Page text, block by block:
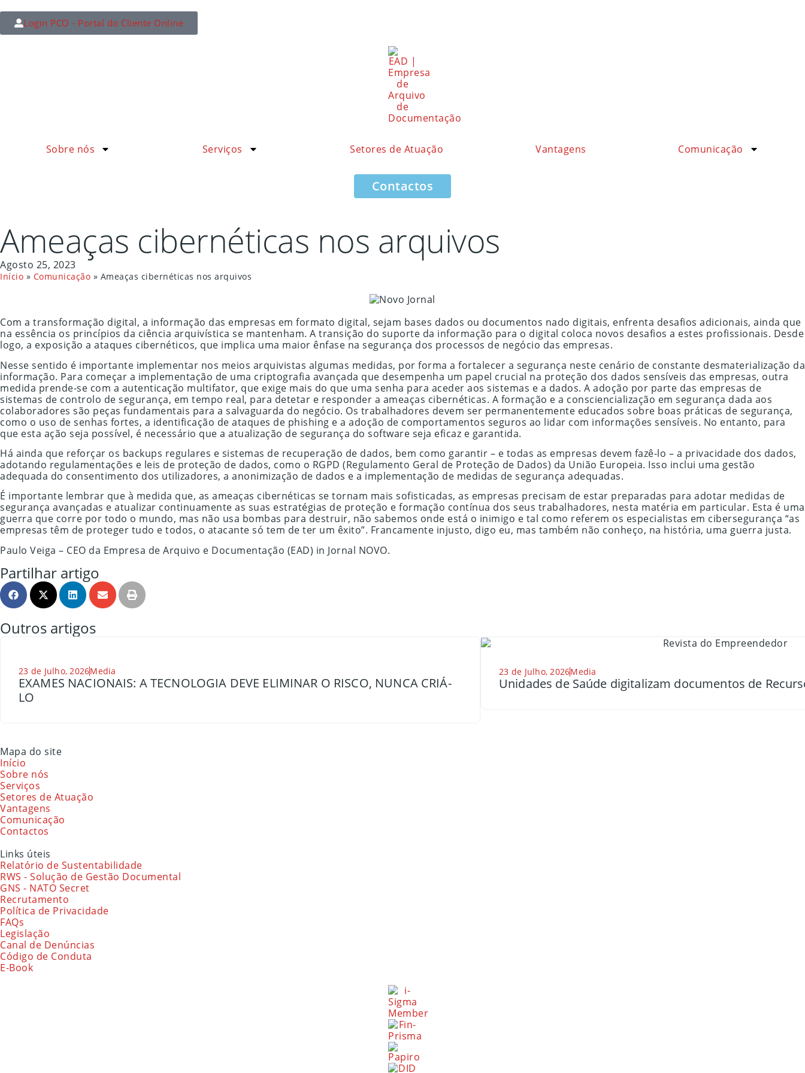
Login PCO - Portal do Cliente Online
Sobre nós Serviços Setores de Atuação Vantagens Comunicação
Contactos
Ameaças cibernéticas nos arquivos
Agosto 25, 2023
Início » Comunicação » Ameaças cibernéticas nos arquivos
Com a transformação digital, a informação das empresas em formato digital, sejam bases dados ou documentos nado digitais, enfrenta desafios adicionais, ainda que
na essência os princípios da ciência arquivística se mantenham. A transição do suporte da informação para o digital coloca novos desafios a estes profissionais. Desde
logo, a exposição a ataques cibernéticos, que implica uma maior ênfase na segurança dos processos de negócio das empresas.
Nesse sentido é importante implementar nos meios arquivistas algumas medidas, por forma a fortalecer a segurança neste cenário de constante desmaterialização da
informação. Para começar a implementação de uma criptografia avançada que desempenha um papel crucial na proteção dos dados sensíveis das empresas, outra
medida prende-se com a autenticação multifator, que exige mais do que uma senha para aceder aos sistemas e a dados. A adoção por parte das empresas de
sistemas de controlo de segurança, em tempo real, para detetar e responder a ameaças cibernéticas. A formação e a consciencialização em segurança dada aos
colaboradores são peças fundamentais para a salvaguarda do negócio. Os trabalhadores devem ser permanentemente educados sobre boas práticas de segurança,
como o uso de senhas fortes, a identificação de ataques de phishing e a adoção de comportamentos seguros ao lidar com informações sensíveis. No entanto, para
que esta ação seja possível, é necessário que a atualização de segurança do software seja eficaz e garantida.
Há ainda que reforçar os backups regulares e sistemas de recuperação de dados, bem como garantir – e todas as empresas devem fazê-lo – a privacidade dos dados,
adotando regulamentações e leis de proteção de dados, como o RGPD (Regulamento Geral de Proteção de Dados) da União Europeia. Isso inclui uma gestão
adequada do consentimento dos utilizadores, a anonimização de dados e a implementação de medidas de segurança adequadas.
É importante lembrar que à medida que, as ameaças cibernéticas se tornam mais sofisticadas, as empresas precisam de estar preparadas para adotar medidas de
segurança avançadas e atualizar continuamente as suas estratégias de proteção e formação contínua dos seus trabalhadores, nesta matéria em particular. Esta é uma
guerra que corre por todo o mundo, mas não usa bombas para destruir, não sabemos onde está o inimigo e tal como referem os especialistas em cibersegurança “as
empresas têm de proteger tudo e todos, o atacante só tem de ter um êxito”. Francamente injusto, digo eu, mas também não conheço, na história, uma guerra justa.
Paulo Veiga – CEO da Empresa de Arquivo e Documentação (EAD) in Jornal NOVO.
Partilhar artigo
Outros artigos
23 de Julho, 2026Media
EXAMES NACIONAIS: A TECNOLOGIA DEVE ELIMINAR O RISCO, NUNCA CRIÁ-
LO
23 de Julho, 2026Media
Unidades de Saúde digitalizam documentos de
Mapa do site
Início
Sobre nós
Serviços
Setores de Atuação
Vantagens
Comunicação
Contactos
Links úteis
Relatório de Sustentabilidade
RWS - Solução de Gestão Documental
GNS - NATO Secret
Recrutamento
Política de Privacidade
FAQs
Legislação
Canal de Denúncias
Código de Conduta
E-Book